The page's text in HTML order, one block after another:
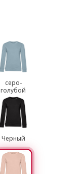
серо-
голубой
Черный